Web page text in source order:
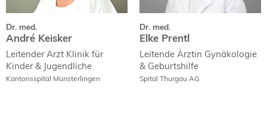
Dr. med.
André Keisker
Leitender Arzt Klinik für
Kinder & Jugendliche
Kantonsspital Münsterlingen
Dr. med.
Elke Prentl
Leitende Ärztin Gynäkologie
& Geburtshilfe
Spital Thurgau AG